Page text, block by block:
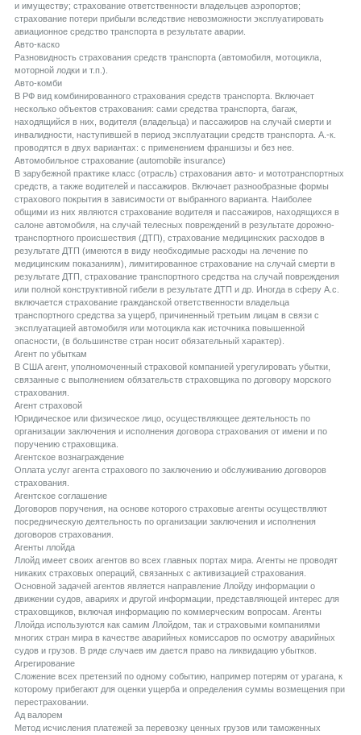
и имуществу; страхование ответственности владельцев аэропортов;
страхование потери прибыли вследствие невозможности эксплуатировать
авиационное средство транспорта в результате аварии.
Aвто-каско
Разновидность страхования средств транспорта (автомобиля, мотоцикла,
моторной лодки и т.п.).
Aвто-комби
В РФ вид комбинированного страхования средств транспорта. Включает
несколько объектов страхования: сами средства транспорта, багаж,
находящийся в них, водителя (владельца) и пассажиров на случай смерти и
инвалидности, наступившей в период эксплуатации средств транспорта. А.-к.
проводятся в двух вариантах: с применением франшизы и без нее.
Aвтомобильное страхование (automobile insurance)
В зарубежной практике класс (отрасль) страхования авто- и мототранспортных
средств, а также водителей и пассажиров. Включает разнообразные формы
страхового покрытия в зависимости от выбранного варианта. Наиболее
общими из них являются страхование водителя и пассажиров, находящихся в
салоне автомобиля, на случай телесных повреждений в результате дорожно-
транспортного происшествия (ДТП), страхование медицинских расходов в
результате ДТП (имеются в виду необходимые расходы на лечение по
медицинским показаниям), лимитированное страхование на случай смерти в
результате ДТП, страхование транспортного средства на случай повреждения
или полной конструктивной гибели в результате ДТП и др. Иногда в сферу А.с.
включается страхование гражданской ответственности владельца
транспортного средства за ущерб, причиненный третьим лицам в связи с
эксплуатацией автомобиля или мотоцикла как источника повышенной
опасности, (в большинстве стран носит обязательный характер).
Aгент по убыткам
В США агент, уполномоченный страховой компанией урегулировать убытки,
связанные с выполнением обязательств страховщика по договору морского
страхования.
Aгент страховой
Юридическое или физическое лицо, осуществляющее деятельность по
организации заключения и исполнения договора страхования от имени и по
поручению страховщика.
Aгентское вознаграждение
Оплата услуг агента страхового по заключению и обслуживанию договоров
страхования.
Aгентское соглашение
Договоров поручения, на основе которого страховые агенты осуществляют
посредническую деятельность по организации заключения и исполнения
договоров страхования.
Aгенты ллойда
Ллойд имеет своих агентов во всех главных портах мира. Агенты не проводят
никаких страховых операций, связанных с активизацией страхования.
Основной задачей агентов является направление Ллойду информации о
движении судов, авариях и другой информации, представляющей интерес для
страховщиков, включая информацию по коммерческим вопросам. Агенты
Ллойда используются как самим Ллойдом, так и страховыми компаниями
многих стран мира в качестве аварийных комиссаров по осмотру аварийных
судов и грузов. В ряде случаев им дается право на ликвидацию убытков.
Aгрегирование
Сложение всех претензий по одному событию, например потерям от урагана, к
которому прибегают для оценки ущерба и определения суммы возмещения при
перестраховании.
Aд валорем
Метод исчисления платежей за перевозку ценных грузов или таможенных